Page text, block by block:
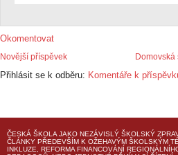
Okomentovat
Novější příspěvek Domovská
Přihlásit se k odběru: Komentáře k
ČESKÁ ŠKOLA JAKO NEZÁVISLÝ ŠKOLSKÝ
ČLÁNKY PŘEDEVŠÍM K OŽEHAVÝM ŠKOLSKÝM
INKLUZE, REFORMA FINANCOVÁNÍ